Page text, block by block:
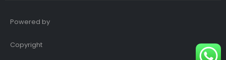
Powered by
Copyright